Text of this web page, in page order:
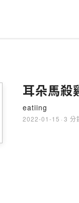
耳朵馬殺
eatiing
2022-01-15 · 3 分